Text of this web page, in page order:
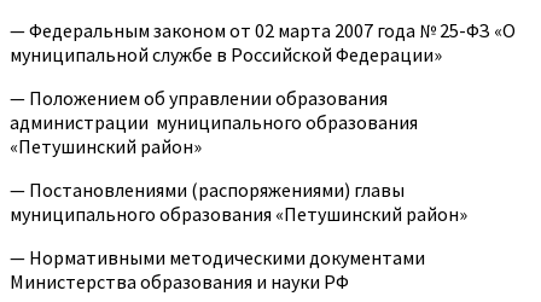
— Федеральным законом от 02 марта 2007 года № 25-ФЗ «О
муниципальной службе в Российской Федерации»
— Положением об управлении образования
администрации муниципального образования
«Петушинский район»
— Постановлениями (распоряжениями) главы
муниципального образования «Петушинский район»
— Нормативными методическими документами
Министерства образования и науки РФ